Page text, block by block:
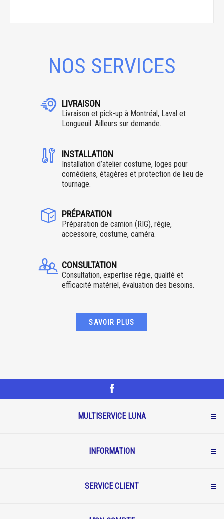
NOS SERVICES
LIVRAISON
Livraison et pick-up à Montréal, Laval et
Longueuil. Ailleurs sur demande.
INSTALLATION
Installation d’atelier costume, loges pour
comédiens, étagères et protection de lieu de
tournage.
PRÉPARATION
Préparation de camion (RIG), régie,
accessoire, costume, caméra.
CONSULTATION
Consultation, expertise régie, qualité et
efficacité matériel, évaluation des besoins.
SAVOIR PLUS
MULTISERVICE LUNA
INFORMATION
SERVICE CLIENT